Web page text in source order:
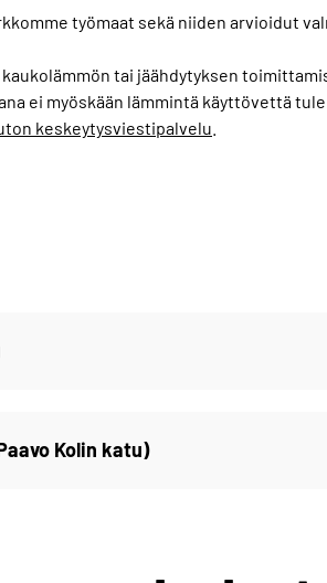
työmaat sekä niiden arvioidut
tai jäähdytyksen
ei myöskään lämmintä käyttövettä
keskeytysviestipalvelu
Kolin katu)